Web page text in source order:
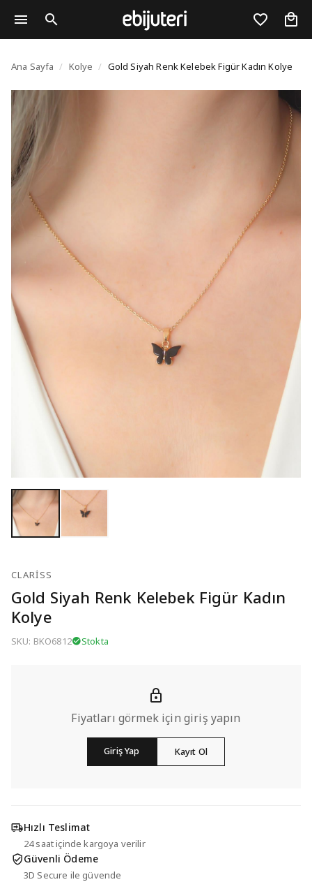
Gold Siyah Renk
Ana Sayfa / Kolye / Gold Siyah Renk Kelebek Figür Kadın Kolye
CLARISS
Gold Siyah Renk Kelebek Figür Kadın
Kolye
SKU: BKO6812 Stokta
Fiyatları görmek için giriş yapın
Giriş Yap Kayıt Ol
Hızlı Teslimat
24 saat içinde kargoya verilir
Güvenli Ödeme
3D Secure ile güvende